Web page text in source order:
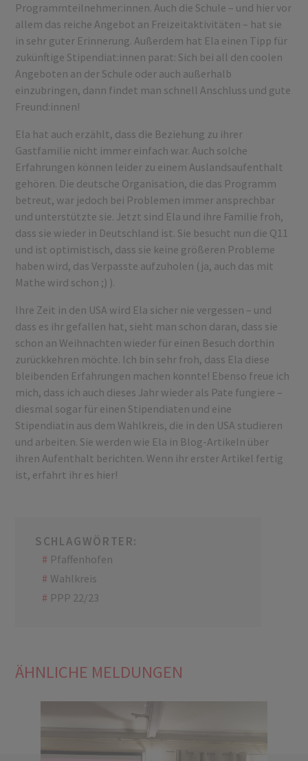
Programmteilnehmer:innen. Auch die Schule – und hier vor
allem das reiche Angebot an Freizeitaktivitäten – hat sie
in sehr guter Erinnerung. Außerdem hat Ela einen Tipp für
zukünftige Stipendiat:innen parat: Sich bei all den coolen
Angeboten an der Schule oder auch außerhalb
einzubringen, dann findet man schnell Anschluss und gute
Freund:innen!
Ela hat auch erzählt, dass die Beziehung zu ihrer
Gastfamilie nicht immer einfach war. Auch solche
Erfahrungen können leider zu einem Auslandsaufenthalt
gehören. Die deutsche Organisation, die das Programm
betreut, war jedoch bei Problemen immer ansprechbar
und unterstützte sie. Jetzt sind Ela und ihre Familie froh,
dass sie wieder in Deutschland ist. Sie besucht nun die Q11
und ist optimistisch, dass sie keine größeren Probleme
haben wird, das Verpasste aufzuholen (ja, auch das mit
Mathe wird schon ;) ).
Ihre Zeit in den USA wird Ela sicher nie vergessen – und
dass es ihr gefallen hat, sieht man schon daran, dass sie
schon an Weihnachten wieder für einen Besuch dorthin
zurückkehren möchte. Ich bin sehr froh, dass Ela diese
bleibenden Erfahrungen machen konnte! Ebenso freue ich
mich, dass ich auch dieses Jahr wieder als Pate fungiere –
diesmal sogar für einen Stipendiaten und eine
Stipendiatin aus dem Wahlkreis, die in den USA studieren
und arbeiten. Sie werden wie Ela in Blog-Artikeln über
ihren Aufenthalt berichten. Wenn ihr erster Artikel fertig
ist, erfahrt ihr es hier!
SCHLAGWÖRTER:
Pfaffenhofen
Wahlkreis
PPP 22/23
ÄHNLICHE MELDUNGEN